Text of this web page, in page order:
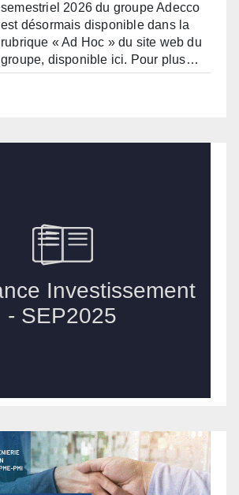
semestriel 2026 du groupe Adecco
est désormais disponible dans la
rubrique « Ad Hoc » du site web du
groupe, disponible ici. Pour plus…